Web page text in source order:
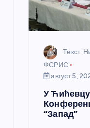
Текст:
ФСРИС
август 5,
У
“Запад”